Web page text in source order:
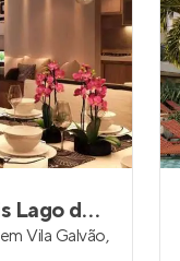
Residencial Paris Lago dos Patos
em Vila Galvão,